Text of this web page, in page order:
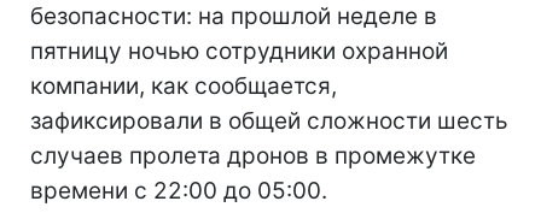
безопасности: на прошлой неделе в
пятницу ночью сотрудники охранной
компании, как сообщается,
зафиксировали в общей сложности шесть
случаев пролета дронов в промежутке
времени с 22:00 до 05:00.